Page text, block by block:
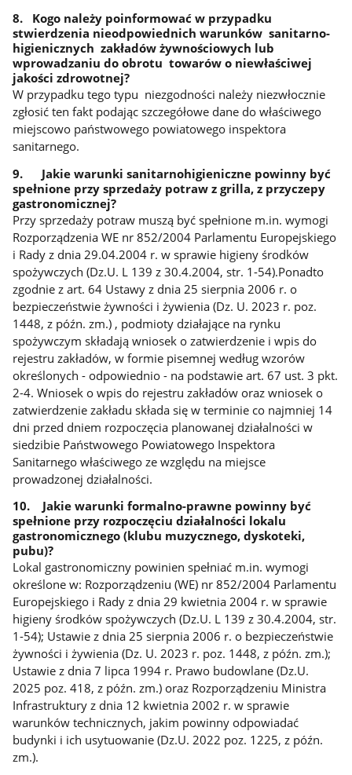
8. Kogo należy poinformować w przypadku
stwierdzenia nieodpowiednich warunków sanitarno-
higienicznych zakładów żywnościowych lub
wprowadzaniu do obrotu towarów o niewłaściwej
jakości zdrowotnej?
W przypadku tego typu niezgodności należy niezwłocznie
zgłosić ten fakt podając szczegółowe dane do właściwego
miejscowo państwowego powiatowego inspektora
sanitarnego.
9. Jakie warunki sanitarnohigieniczne powinny być
spełnione przy sprzedaży potraw z grilla, z przyczepy
gastronomicznej?
Przy sprzedaży potraw muszą być spełnione m.in. wymogi
Rozporządzenia WE nr 852/2004 Parlamentu Europejskiego
i Rady z dnia 29.04.2004 r. w sprawie higieny środków
spożywczych (Dz.U. L 139 z 30.4.2004, str. 1-54).Ponadto
zgodnie z art. 64 Ustawy z dnia 25 sierpnia 2006 r. o
bezpieczeństwie żywności i żywienia (Dz. U. 2023 r. poz.
1448, z późn. zm.) , podmioty działające na rynku
spożywczym składają wniosek o zatwierdzenie i wpis do
rejestru zakładów, w formie pisemnej według wzorów
określonych - odpowiednio - na podstawie art. 67 ust. 3 pkt.
2-4. Wniosek o wpis do rejestru zakładów oraz wniosek o
zatwierdzenie zakładu składa się w terminie co najmniej 14
dni przed dniem rozpoczęcia planowanej działalności w
siedzibie Państwowego Powiatowego Inspektora
Sanitarnego właściwego ze względu na miejsce
prowadzonej działalności.
10. Jakie warunki formalno-prawne powinny być
spełnione przy rozpoczęciu działalności lokalu
gastronomicznego (klubu muzycznego, dyskoteki,
pubu)?
Lokal gastronomiczny powinien spełniać m.in. wymogi
określone w: Rozporządzeniu (WE) nr 852/2004 Parlamentu
Europejskiego i Rady z dnia 29 kwietnia 2004 r. w sprawie
higieny środków spożywczych (Dz.U. L 139 z 30.4.2004, str.
1-54); Ustawie z dnia 25 sierpnia 2006 r. o bezpieczeństwie
żywności i żywienia (Dz. U. 2023 r. poz. 1448, z późn. zm.);
Ustawie z dnia 7 lipca 1994 r. Prawo budowlane (Dz.U.
2025 poz. 418, z późn. zm.) oraz Rozporządzeniu Ministra
Infrastruktury z dnia 12 kwietnia 2002 r. w sprawie
warunków technicznych, jakim powinny odpowiadać
budynki i ich usytuowanie (Dz.U. 2022 poz. 1225, z późn.
zm.).